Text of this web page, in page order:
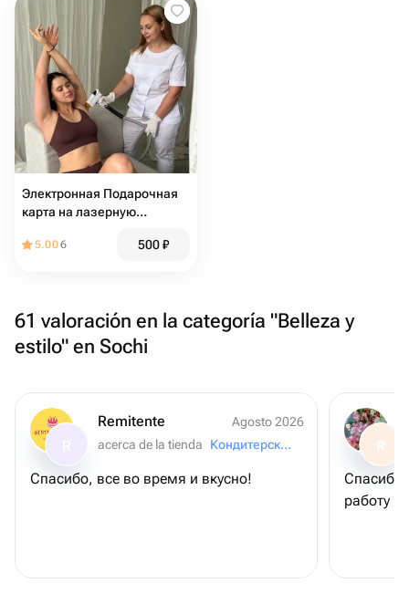
Электронная Подарочная
карта на лазерную
впадин
5.006 500₽
61 valoración en la categoría "Belleza y
estilo" en Sochi
Remitente
Agosto 2026
acerca de la tienda
Кондитерская "Муссовые Бенто Торты"
Спасибо, все во время и вкусно!
R
Спасибо
работу